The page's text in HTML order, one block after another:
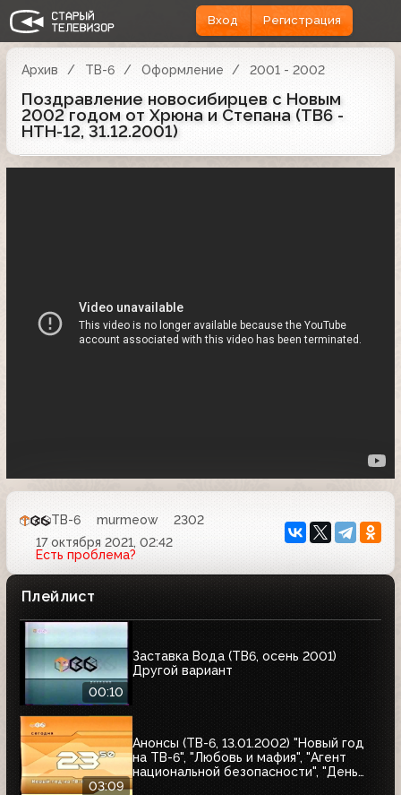
Вход Регистрация
Архив ТВ-6 Оформление 2001 - 2002
Поздравление новосибирцев с Новым
2002 годом от Хрюна и Степана (ТВ6 -
НТН-12, 31.12.2001)
ТВ-6 murmeow
2302
17 октября 2021, 02:42
Есть проблема?
Плейлист
00:10
Заставка Вода (ТВ6, осень 2001)
Другой вариант
03:09
Анонсы (ТВ-6, 13.01.2002) "Новый год
на ТВ-6", "Любовь и мафия", "Агент
национальной безопасности", "День